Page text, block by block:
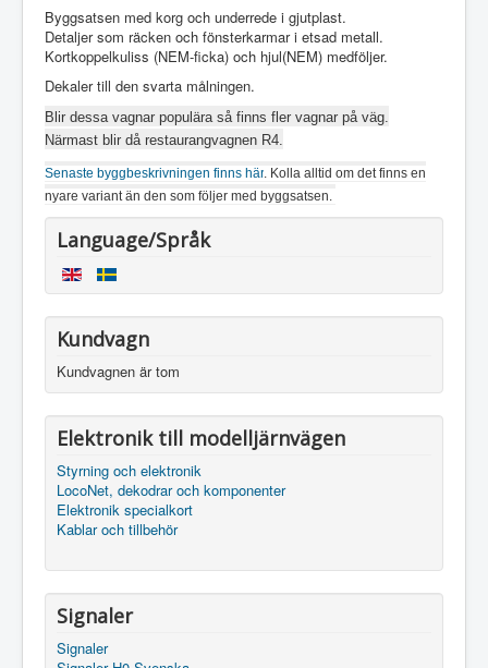
Byggsatsen med korg och underrede i gjutplast.
Detaljer som räcken och fönsterkarmar i etsad metall.
Kortkoppelkuliss (NEM-ficka) och hjul(NEM) medföljer.
Dekaler till den svarta målningen.
Blir dessa vagnar populära så finns fler vagnar på väg.
Närmast blir då restaurangvagnen R4.
Senaste byggbeskrivningen finns här. Kolla alltid om det finns en
nyare variant än den som följer med byggsatsen.
Language/Språk
Kundvagn
Kundvagnen är tom
Elektronik till modelljärnvägen
Styrning och elektronik
LocoNet, dekodrar och komponenter
Elektronik specialkort
Kablar och tillbehör
Signaler
Signaler